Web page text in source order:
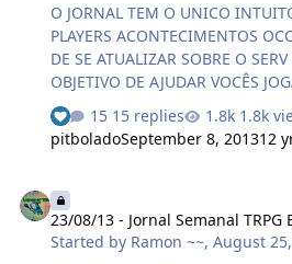
bosses e pegar a recompensa !!.
deu mt
O JORNAL TEM O UNICO
PLAYERS ACONTECIMENTOS
DE SE ATUALIZAR SOBRE O
OBJETIVO DE AJUDAR VOCÊS
CRITICAS E SUGESTÕES SÃO
BOA LEITURA ^^ QUER PARTICIPAR DO JORNAL ? ENTRE
EM CONTATO PVT NO FORUM
EQUIPE xD Como Funciona? É um evento simples, terá
que rodar o dado 4 vezes, sendo
a 2ª multiplicado com a terceira
15 replies
1.8k
pitboladoSeptember 8, 201312
23/08/13 - Jornal Semanal TRPG
Started by Ramon ~~,August